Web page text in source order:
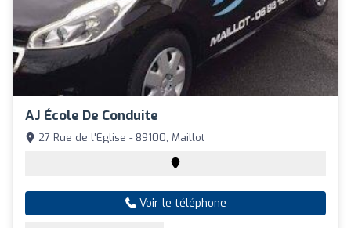
AJ École De Conduite
27 Rue de l'Église - 89100, Maillot
Voir le téléphone